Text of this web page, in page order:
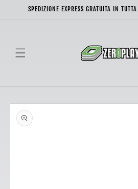
direttamente
SPEDIZIONE EXPRESS GRATUITA IN
Passa alle
informazioni
sul prodotto